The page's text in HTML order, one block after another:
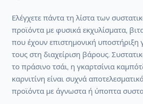
Ελέγχετε πάντα τη λίστα των
προϊόντα με φυσικά εκχυλίσματα,
που έχουν επιστημονική υποστήριξη
τους στη διαχείριση βάρους.
το πράσινο τσάι, η γκαρτσίνια
καρνιτίνη είναι συχνά
προϊόντα με άγνωστα ή ύποπτα